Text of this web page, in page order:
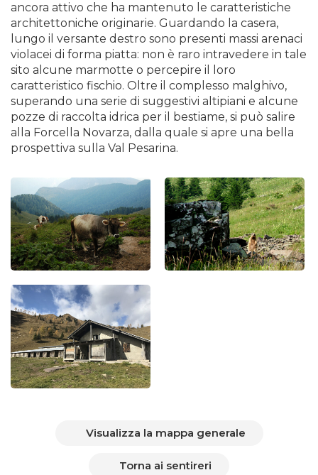
ancora attivo che ha mantenuto le caratteristiche
architettoniche originarie. Guardando la casera,
lungo il versante destro sono presenti massi arenaci
violacei di forma piatta: non è raro intravedere in tale
sito alcune marmotte o percepire il loro
caratteristico fischio. Oltre il complesso malghivo,
superando una serie di suggestivi altipiani e alcune
pozze di raccolta idrica per il bestiame, si può salire
alla Forcella Novarza, dalla quale si apre una bella
prospettiva sulla Val Pesarina.
Visualizza la mappa generale
Torna ai sentireri